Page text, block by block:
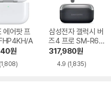
에어팟 프
A
원
(1,808)
삼성전자 갤럭시 버
즈4 프로 SM-R64
0
317,980원
4.9 (1,835)